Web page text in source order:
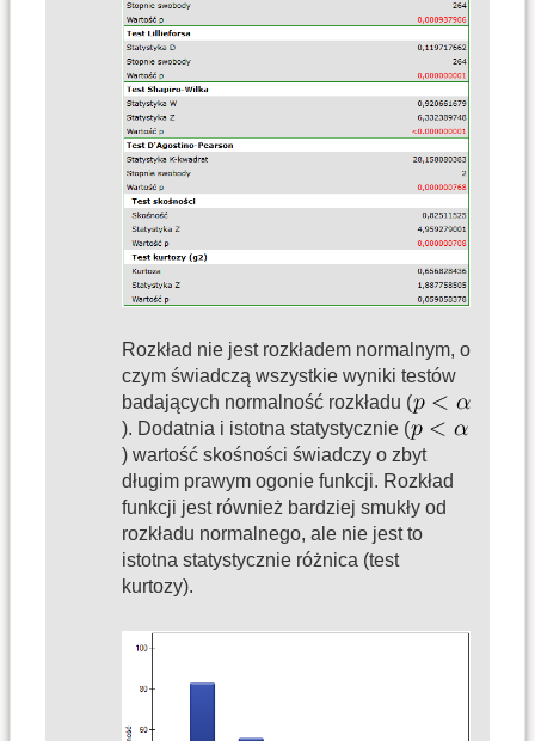
Rozkład nie jest rozkładem normalnym, o
czym świadczą wszystkie wyniki testów
badających normalność rozkładu (
). Dodatnia i istotna statystycznie (
) wartość skośności świadczy o zbyt
długim prawym ogonie funkcji. Rozkład
funkcji jest również bardziej smukły od
rozkładu normalnego, ale nie jest to
istotna statystycznie różnica (test
kurtozy).